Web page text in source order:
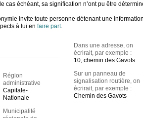
cas échéant, sa signification n’ont pu être
invite toute personne détenant une
à lui en faire part.
Région
administrative
Capitale-
Nationale
Municipalité
Dans une adresse, on
écrirait, par exemple :
10, chemin des Gavots
Sur un panneau de
signalisation routière, on
écrirait, par exemple :
Chemin des Gavots